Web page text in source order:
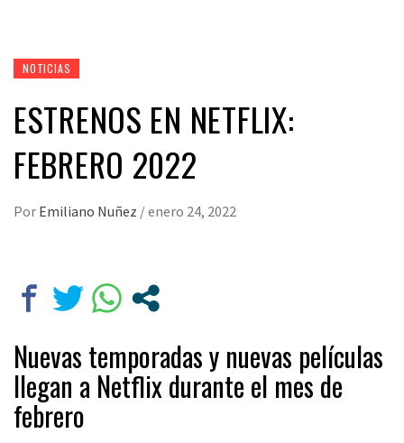
NOTICIAS
ESTRENOS EN NETFLIX:
FEBRERO 2022
Por Emiliano Nuñez /enero 24, 2022
Nuevas temporadas y nuevas películas
llegan a Netflix durante el mes de
febrero